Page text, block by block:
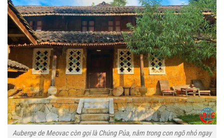
Auberge de Meovac còn gọi là Chúng Pủa, nằm trong con ngõ nhỏ ngay